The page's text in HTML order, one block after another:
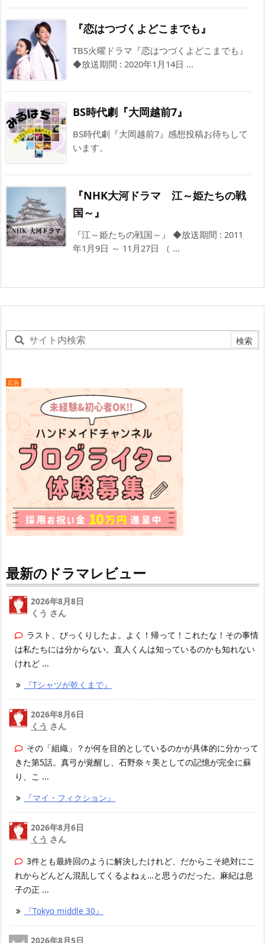
『恋はつづくよどこまでも』
TBS火曜ドラマ『恋はつづくよどこまでも』
◆放送期間 : 2020年1月14日 ...
BS時代劇『大岡越前7』
BS時代劇『大岡越前7』感想投稿お待ちして
います。
『NHK大河ドラマ 江～姫たちの戦
国～』
『江～姫たちの戦国～』 ◆放送期間 : 2011
年1月9日 ～ 11月27日 （ ...
広告
最新のドラマレビュー
2026年8月8日
くう さん
ラスト、びっくりしたよ。よく！帰って！これたな！その事情
は私たちには分からない。直人くんは知っているのかも知れない
けれど ...
『Tシャツが乾くまで』
2026年8月6日
くう さん
その「組織」？が何を目的としているのかが具体的に分かって
きた第5話。真弓が覚醒し、石野奈々美としての記憶が完全に蘇
り、こ ...
『マイ・フィクション』
2026年8月6日
くう さん
3件とも最終回のように解決したけれど、だからこそ絶対にこ
れからどんどん混乱してくるよねぇ…と思うのだった。麻紀は息
子の正 ...
『Tokyo middle 30』
2026年8月5日